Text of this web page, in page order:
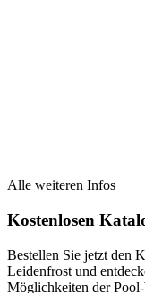
Alle weiteren Infos
Kostenlosen
Bestellen Sie jetzt den
Leidenfrost und
Möglichkeiten der